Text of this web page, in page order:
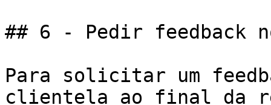
## 6 - Pedir feedback
Para solicitar um
clientela ao final da